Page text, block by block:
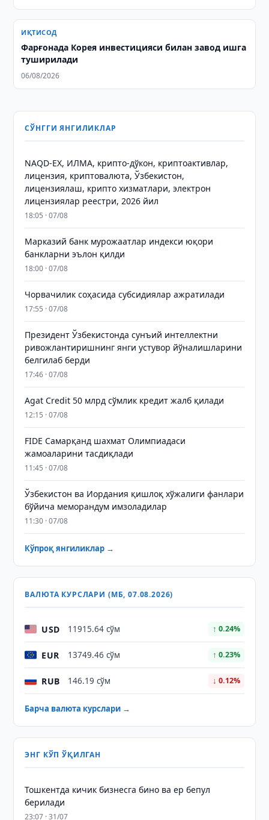
ИҚТИСОД
Фарғонада Корея инвестицияси билан завод ишга
туширилади
06/08/2026
СЎНГГИ ЯНГИЛИКЛАР
NAQD-EX, ИЛМА, крипто-дўкон, криптоактивлар,
лицензия, криптовалюта, Ўзбекистон,
лицензиялаш, крипто хизматлари, электрон
лицензиялар реестри, 2026 йил
18:05 · 07/08
Марказий банк мурожаатлар индекси юқори
банкларни эълон қилди
18:00 · 07/08
Чорвачилик соҳасида субсидиялар ажратилади
17:55 · 07/08
Президент Ўзбекистонда сунъий интеллектни
ривожлантиришнинг янги устувор йўналишларини
белгилаб берди
17:46 · 07/08
Agat Credit 50 млрд сўмлик кредит жалб қилади
12:15 · 07/08
FIDE Самарқанд шахмат Олимпиадаси
жамоаларини тасдиқлади
11:45 · 07/08
Ўзбекистон ва Иордания қишлоқ хўжалиги фанлари
бўйича меморандум имзоладилар
11:30 · 07/08
Кўпроқ янгиликлар →
ВАЛЮТА КУРСЛАРИ (МБ, 07.08.2026)
USD 11915.64 сўм ↑ 0.24%
EUR 13749.46 сўм ↑ 0.23%
RUB 146.19 сўм ↓ 0.12%
Барча валюта курслари →
ЭНГ КЎП ЎҚИЛГАН
Тошкентда кичик бизнесга бино ва ер бепул
берилади
23:07 · 31/07